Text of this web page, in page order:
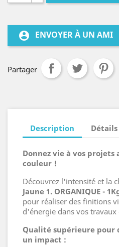
account_circle ENVOYER À UN AMI
Partager
Description
Donnez vie à vos projets
couleur !
Découvrez l'intensité et la
Jaune 1. ORGANIQUE -
pour réaliser des finitions
d'énergie dans vos travaux
Qualité supérieure pour
un impact :